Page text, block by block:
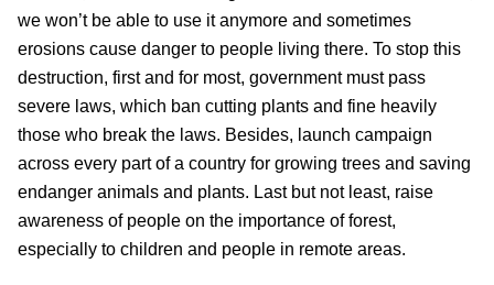
we won’t be able to use it anymore and sometimes
erosions cause danger to people living there. To stop this
destruction, first and for most, government must pass
severe laws, which ban cutting plants and fine heavily
those who break the laws. Besides, launch campaign
across every part of a country for growing trees and saving
endanger animals and plants. Last but not least, raise
awareness of people on the importance of forest,
especially to children and people in remote areas.